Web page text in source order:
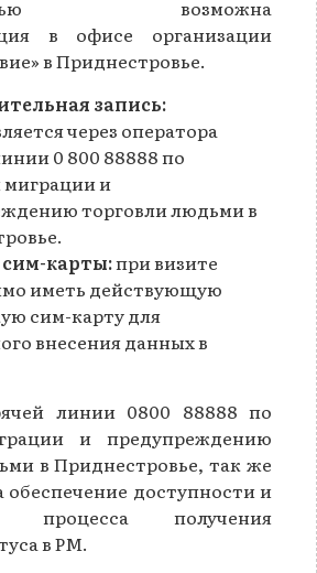
возможна
в офисе организации
в Приднестровье.
запись:
через оператора
0 800 88888 по
миграции и
торговли людьми в
карты:при визите
иметь действующую
сим-карту для
внесения данных в
линии 0800 88888 по
и предупреждению
в Приднестровье, так же
обеспечение доступности и
процесса получения
в РМ.